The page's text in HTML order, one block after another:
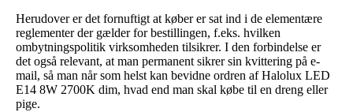
Herudover er det fornuftigt at køber er sat ind i de elementære
reglementer der gælder for bestillingen, f.eks. hvilken
ombytningspolitik virksomheden tilsikrer. I den forbindelse er
det også relevant, at man permanent sikrer sin kvittering på e-
mail, så man når som helst kan bevidne ordren af Halolux LED
E14 8W 2700K dim, hvad end man skal købe til en dreng eller
pige.